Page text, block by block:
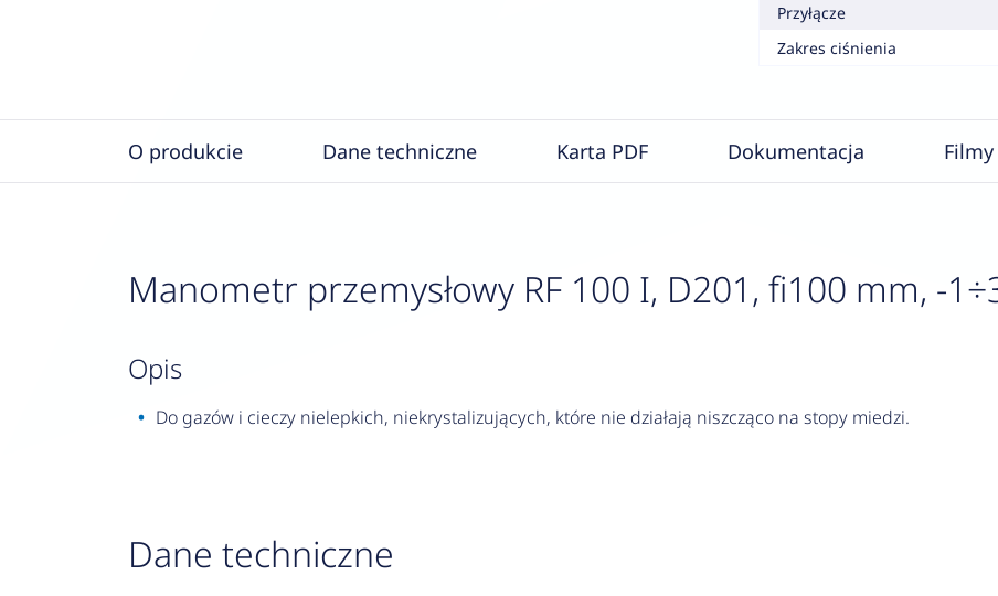
Przyłącze
Zakres ciśnienia
O produkcie Dane techniczne Karta PDF Dokumentacja Filmy
Manometr przemysłowy RF 100 I, D201, fi100 mm, -
opis
Do gazów i cieczy nielepkich, niekrystalizujących, które nie działają niszcząco na stopy miedzi.
Dane techniczne